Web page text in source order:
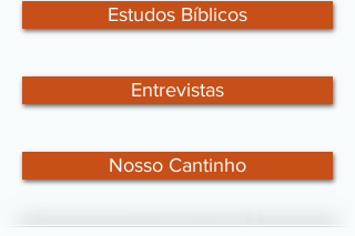
Estudos Bíblicos
Entrevistas
Nosso Cantinho